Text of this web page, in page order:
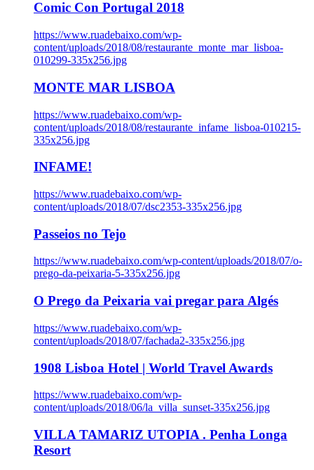
Comic Con Portugal 2018
https://www.ruadebaixo.com/wp-
content/uploads/2018/08/restaurante_monte_mar_lisboa-
010299-335x256.jpg
MONTE MAR LISBOA
https://www.ruadebaixo.com/wp-
content/uploads/2018/08/restaurante_infame_lisboa-010215-
335x256.jpg
INFAME!
https://www.ruadebaixo.com/wp-
content/uploads/2018/07/dsc2353-335x256.jpg
Passeios no Tejo
https://www.ruadebaixo.com/wp-content/uploads/2018/07/o-
prego-da-peixaria-5-335x256.jpg
O Prego da Peixaria vai pregar para Algés
https://www.ruadebaixo.com/wp-
content/uploads/2018/07/fachada2-335x256.jpg
1908 Lisboa Hotel | World Travel Awards
https://www.ruadebaixo.com/wp-
content/uploads/2018/06/la_villa_sunset-335x256.jpg
VILLA TAMARIZ UTOPIA . Penha Longa
Resort